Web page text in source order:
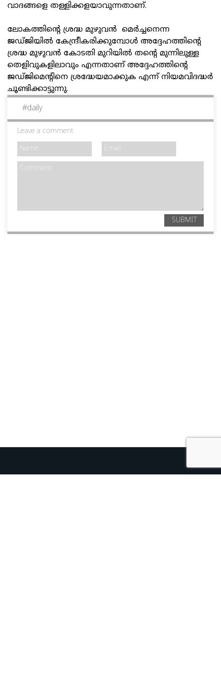
വാദങ്ങളെ തള്ളിക്കളയാവുന്നതാണ്.
ലോകത്തിന്റെ ശ്രദ്ധ മുഴുവൻ മെർച്ചനെന്ന
ജഡ്ജിയിൽ കേന്ദ്രീകരിക്കുമ്പോൾ അദ്ദേഹത്തിന്റെ
ശ്രദ്ധ മുഴുവൻ കോടതി മുറിയിൽ തന്റെ മുന്നിലുള്ള
തെളിവുകളിലാവും എന്നതാണ് അദ്ദേഹത്തിന്റെ
ജഡ്‌ജിമെന്റിനെ ശ്രദ്ധേയമാക്കുക എന്ന് നിയമവിദദ്ധർ
ചൂണ്ടിക്കാട്ടുന്നു.
#daily
Leave a comment
SUBMIT